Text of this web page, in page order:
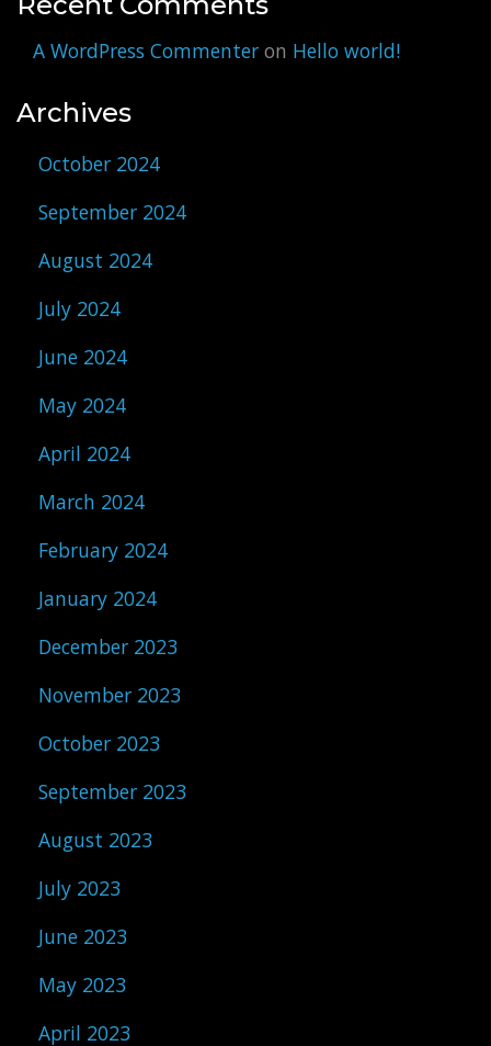
A WordPress Commenter on Hello world!
Archives
October 2024
September 2024
August 2024
July 2024
June 2024
May 2024
April 2024
March 2024
February 2024
January 2024
December 2023
November 2023
October 2023
September 2023
August 2023
July 2023
June 2023
May 2023
April 2023